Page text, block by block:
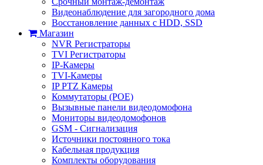
Видеонаблюдение для загородного дома
Восстановление данных с HDD, SSD
Магазин
NVR Регистраторы
TVI Регистраторы
IP-Камеры
TVI-Камеры
IP PTZ Камеры
Коммутаторы (POE)
Вызывные панели видеодомофона
Мониторы видеодомофонов
GSM - Сигнализация
Источники постоянного тока
Кабельная продукция
Комплекты оборудования